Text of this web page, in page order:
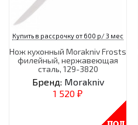
Купить в рассрочку от 600 р/ 3 мес
Нож кухонный Morakniv Frosts
филейный, нержавеющая
сталь, 129-3820
Бренд: Morakniv
1 520 ₽